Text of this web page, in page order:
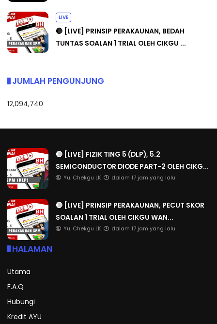
LIVE
🔴 [LIVE] PRINSIP PERAKAUNAN, BEDAH
TUNTAS SOALAN 1 TRIAL OLEH CIKGU ...
JUMLAH PENGUNJUNG
12,094,740
🔴 [LIVE] FIZIK TING 5 (DLP), 5.2
SEMICONDUCTOR DIODE PART-2 OLEH CIKG...
Yu. Chekgu LK dalam 17 jam yang lalu
🔴 [LIVE] PRINSIP PERAKAUNAN, PECUT SKOR
SOALAN 1 TRIAL OLEH CIKGU WAN...
Yu. Chekgu LK dalam 17 jam yang lalu
HALAMAN
Utama
F.A.Q
Hubungi
Kredit AYU